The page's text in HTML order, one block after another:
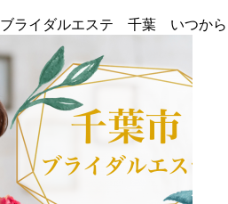
ブライダルエステ 千葉 いつから